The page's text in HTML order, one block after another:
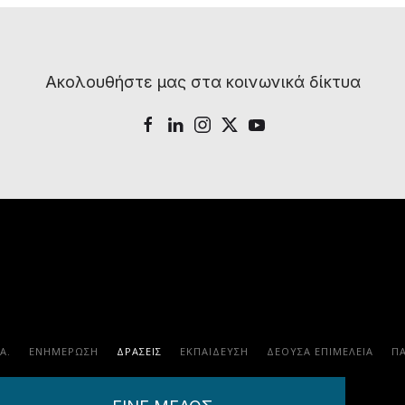
Ακολουθήστε μας στα κοινωνικά δίκτυα
ΕΝΗΜΕΡΩΣΗ ΔΡΑΣΕΙΣ ΕΚΠΑΊΔΕΥΣΗ ΔΕΟΥΣΑ ΕΠΙΜΕΛΕΙΑ